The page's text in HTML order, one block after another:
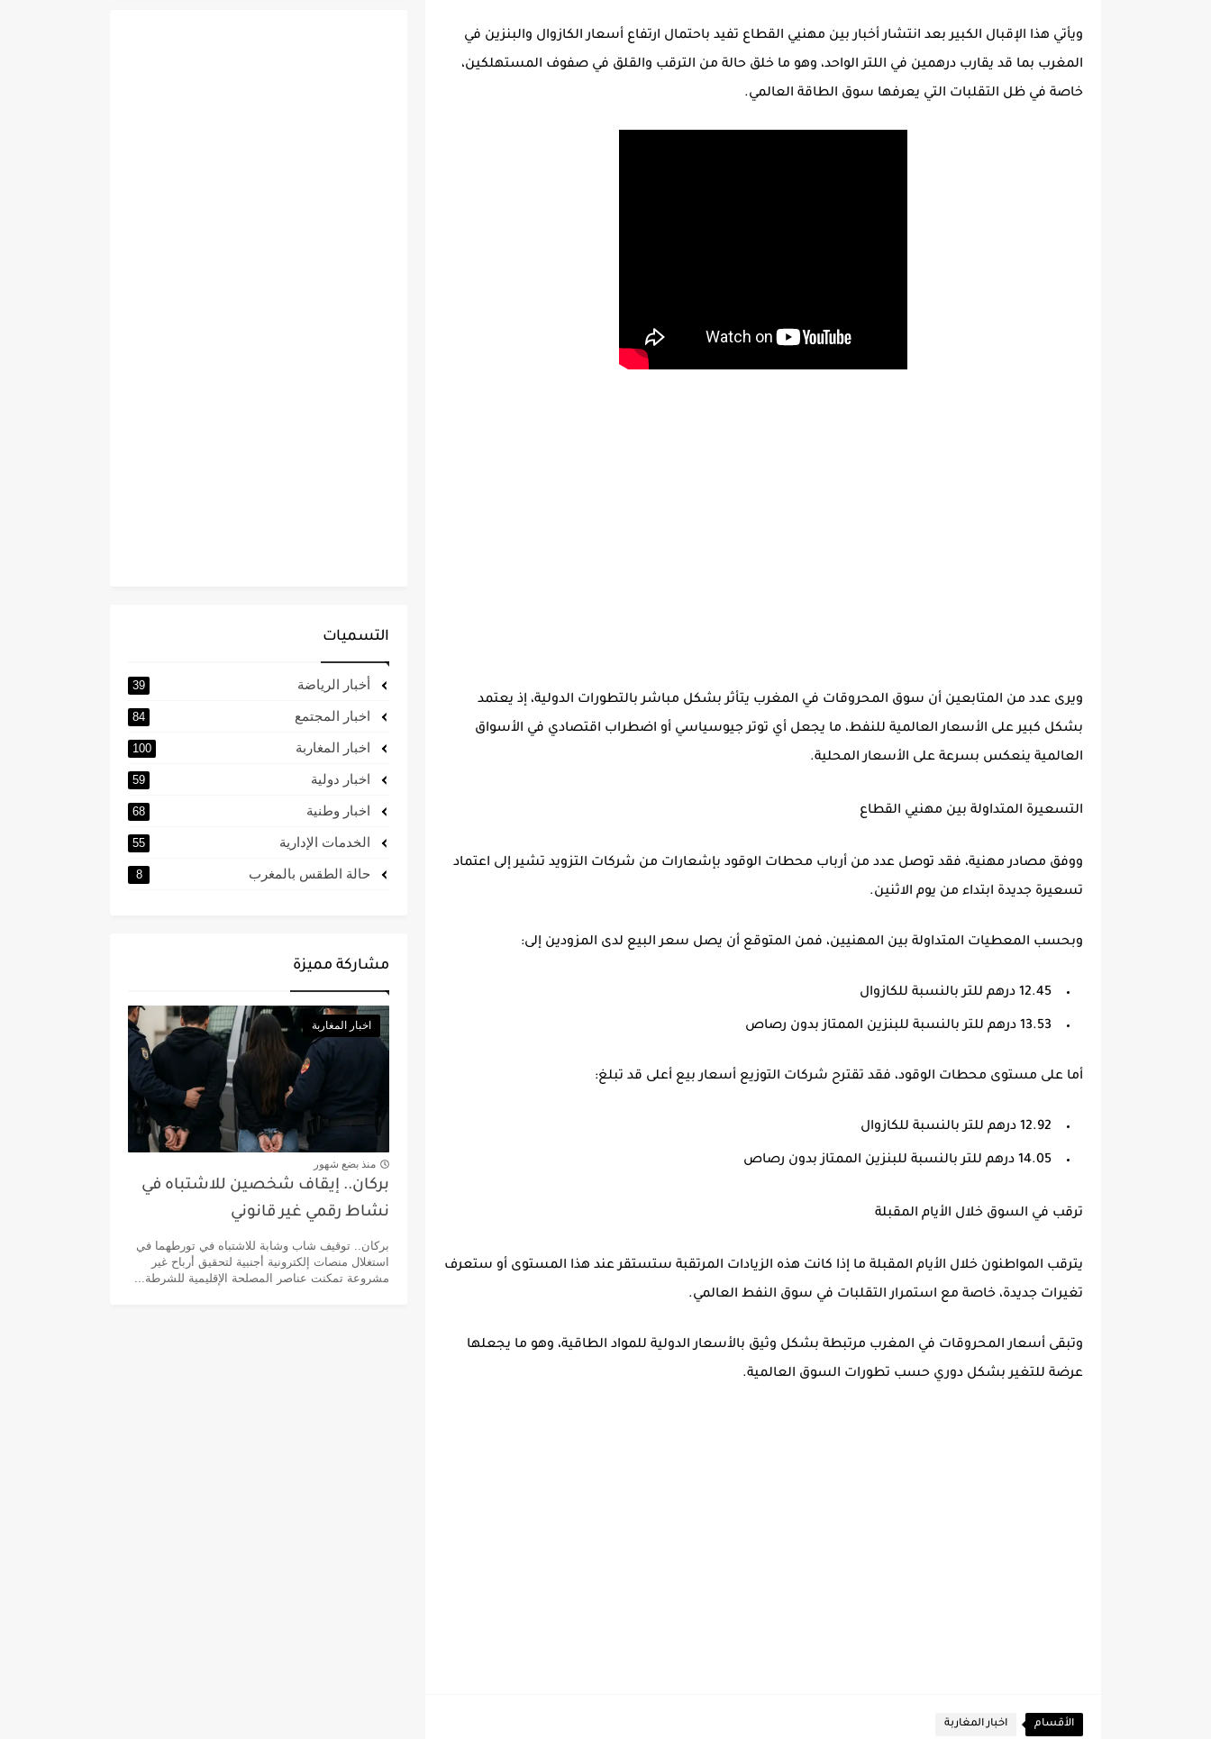
ويأتي هذا الإقبال الكبير بعد انتشار أخبار بين مهنيي القطاع تفيد باحتمال ارتفاع أسعار الكازوال والبنزين في
المغرب بما قد يقارب درهمين في اللتر الواحد، وهو ما خلق حالة من الترقب والقلق في صفوف المستهلكين،
خاصة في ظل التقلبات التي يعرفها سوق الطاقة العالمي.
ويرى عدد من المتابعين أن سوق المحروقات في المغرب يتأثر بشكل مباشر بالتطورات الدولية، إذ يعتمد
بشكل كبير على الأسعار العالمية للنفط، ما يجعل أي توتر جيوسياسي أو اضطراب اقتصادي في الأسواق
العالمية ينعكس بسرعة على الأسعار المحلية.
التسعيرة المتداولة بين مهنيي القطاع
ووفق مصادر مهنية، فقد توصل عدد من أرباب محطات الوقود بإشعارات من شركات التزويد تشير إلى اعتماد
تسعيرة جديدة ابتداء من يوم الاثنين.
وبحسب المعطيات المتداولة بين المهنيين، فمن المتوقع أن يصل سعر البيع لدى المزودين إلى:
12.45 درهم للتر بالنسبة للكازوال
13.53 درهم للتر بالنسبة للبنزين الممتاز بدون رصاص
أما على مستوى محطات الوقود، فقد تقترح شركات التوزيع أسعار بيع أعلى قد تبلغ:
12.92 درهم للتر بالنسبة للكازوال
14.05 درهم للتر بالنسبة للبنزين الممتاز بدون رصاص
ترقب في السوق خلال الأيام المقبلة
يترقب المواطنون خلال الأيام المقبلة ما إذا كانت هذه الزيادات المرتقبة ستستقر عند هذا المستوى أو ستعرف
تغيرات جديدة، خاصة مع استمرار التقلبات في سوق النفط العالمي.
وتبقى أسعار المحروقات في المغرب مرتبطة بشكل وثيق بالأسعار الدولية للمواد الطاقية، وهو ما يجعلها
عرضة للتغير بشكل دوري حسب تطورات السوق العالمية.
الأقسام اخبار المغاربة
التسميات
أخبار الرياضة 39
اخبار المجتمع 84
اخبار المغاربة 100
اخبار دولية 59
اخبار وطنية 68
الخدمات الإدارية 55
حالة الطقس بالمغرب 8
مشاركة مميزة
اخبار المغاربة
منذ بضع شهور
بركان.. إيقاف شخصين للاشتباه في
نشاط رقمي غير قانوني
بركان.. توقيف شاب وشابة للاشتباه في تورطهما في
استغلال منصات إلكترونية أجنبية لتحقيق أرباح غير
مشروعة تمكنت عناصر المصلحة الإقليمية للشرطة...